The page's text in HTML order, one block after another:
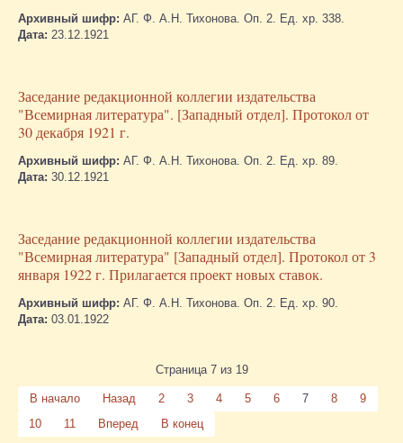
Архивный шифр: АГ. Ф. А.Н. Тихонова. Оп. 2. Ед. хр. 338.
Дата: 23.12.1921
Заседание редакционной коллегии издательства
"Всемирная литература". [Западный отдел]. Протокол от
30 декабря 1921 г.
Архивный шифр: АГ. Ф. А.Н. Тихонова. Оп. 2. Ед. хр. 89.
Дата: 30.12.1921
Заседание редакционной коллегии издательства
"Всемирная литература" [Западный отдел]. Протокол от 3
января 1922 г. Прилагается проект новых ставок.
Архивный шифр: АГ. Ф. А.Н. Тихонова. Оп. 2. Ед. хр. 90.
Дата: 03.01.1922
Страница 7 из 19
В начало Назад 2 3 4 5 6 7 8
9
10
11 Вперед В конец